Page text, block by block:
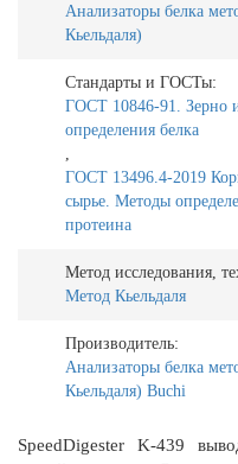
Анализаторы белка
Кьельдаля)
Стандарты и ГОСТы:
ГОСТ 10846-91. Зерно
определения белка
ГОСТ 13496.4-2019
сырье. Методы
протеина
Метод исследования,
Метод Кьельдаля
Производитель:
Анализаторы белка
Кьельдаля) Buchi
SpeedDigester K-439